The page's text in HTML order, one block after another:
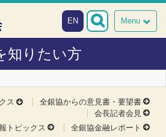
Menu
EN
知りたい方
ス
全銀協からの意見書・要望書
会長記者会見
トピックス
全銀協金融レポート